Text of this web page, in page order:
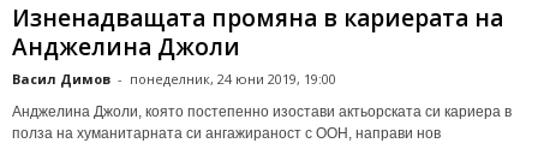
Изненадващата промяна в кариерата на
Анджелина Джоли
Васил Димов - понеделник, 24 юни 2019, 19:00
Анджелина Джоли, която постепенно изостави актьорската си кариера в
полза на хуманитарната си ангажираност с ООН, направи нов